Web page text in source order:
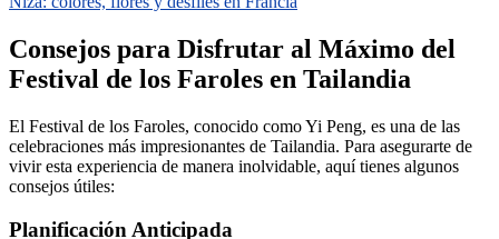
Consejos para Disfrutar al Máximo del
Festival de los Faroles en Tailandia
El Festival de los Faroles, conocido como Yi Peng, es una de las
celebraciones más impresionantes de Tailandia. Para asegurarte de
vivir esta experiencia de manera inolvidable, aquí tienes algunos
consejos útiles:
Planificación Anticipada